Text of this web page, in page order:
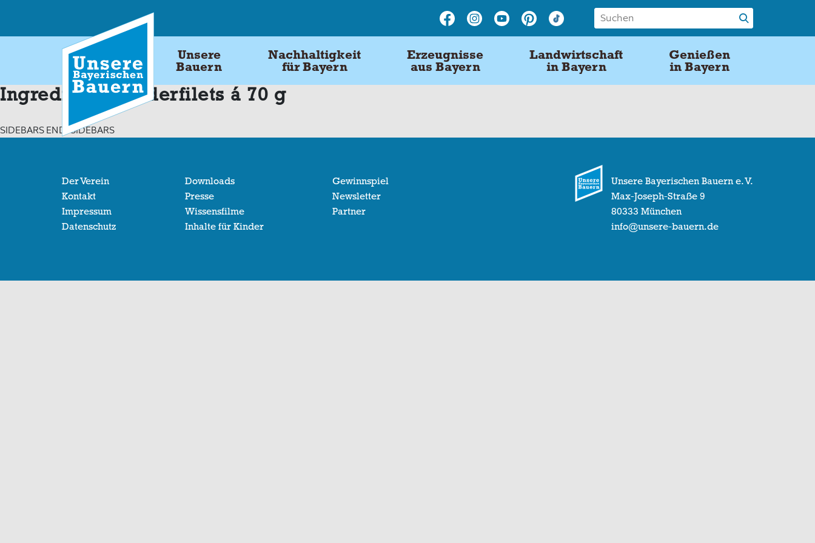
content
Unsere
Bauern
Nachhaltigkeit
für Bayern
Erzeugnisse
aus Bayern
Landwirtschaft
in Bayern
Genießen
in Bayern
Ingredients:Rinderfilets á 70 g
SIDEBARS END: SIDEBARS
Der Verein
Kontakt
Impressum
Datenschutz
Downloads
Presse
Wissensfilme
Inhalte für Kinder
Gewinnspiel
Newsletter
Partner
Unsere Bayerischen Bauern e. V.
Max-Joseph-Straße 9
80333 München
info@unsere-bauern.de